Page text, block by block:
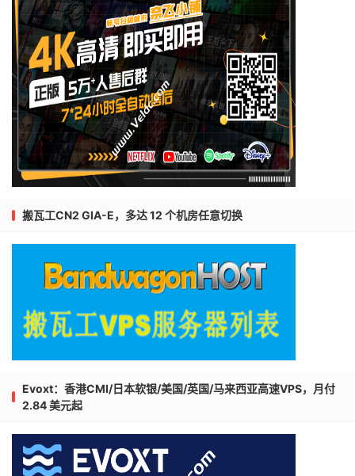
搬瓦工CN2 GIA-E，多达 12 个机房任意切换
Evoxt：香港CMI/日本软银/美国/英国/马来西亚高速VPS，月付
2.84 美元起